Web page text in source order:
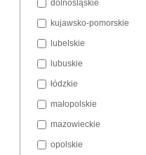
dolnośląskie
kujawsko-pomorskie
lubelskie
lubuskie
łódzkie
małopolskie
mazowieckie
opolskie